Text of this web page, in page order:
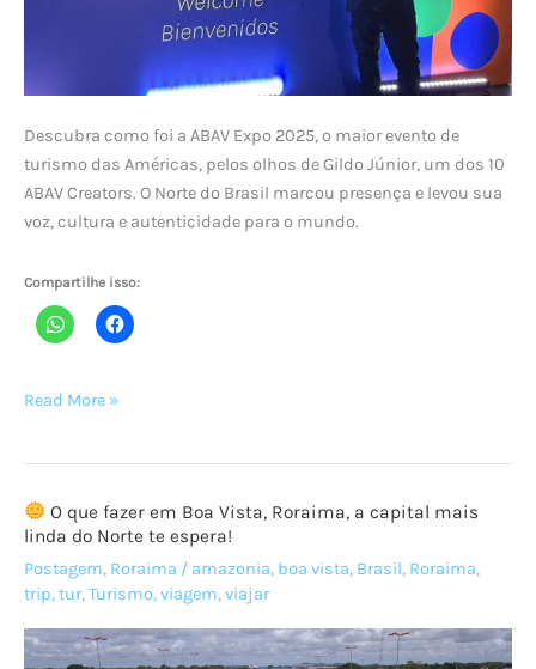
Descubra como foi a ABAV Expo 2025, o maior evento de
turismo das Américas, pelos olhos de Gildo Júnior, um dos 10
ABAV Creators. O Norte do Brasil marcou presença e levou sua
voz, cultura e autenticidade para o mundo.
Compartilhe isso:
Por
Expo
2025:
minha
jornada
como
Creator
Read More »
O que fazer em Boa Vista, Roraima, a capital mais
linda do Norte te espera!
Postagem, Roraima / amazonia, boa vista, Brasil, Roraima,
trip,tur,Turismo,viagem,viajar